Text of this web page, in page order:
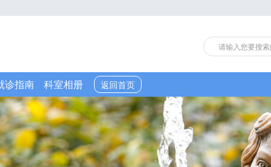
诊指南 科室相册 返回首页